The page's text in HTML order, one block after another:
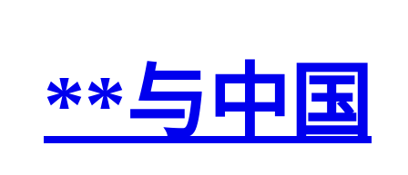
**与中国